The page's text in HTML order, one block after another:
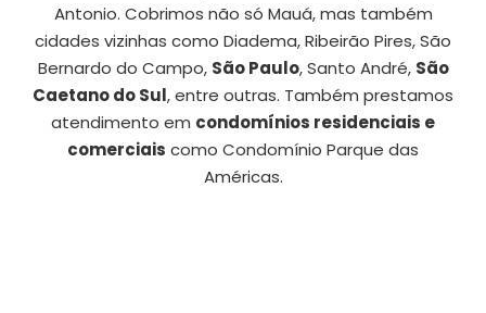
Antonio. Cobrimos não só Mauá, mas também
cidades vizinhas como Diadema, Ribeirão Pires, São
Bernardo do Campo, São Paulo, Santo André, São
Caetano do Sul, entre outras. Também prestamos
atendimento em condomínios residenciais e
comerciais como Condomínio Parque das
Américas.